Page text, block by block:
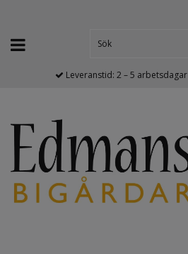
Leveranstid: 2 – 5 arbetsdagar